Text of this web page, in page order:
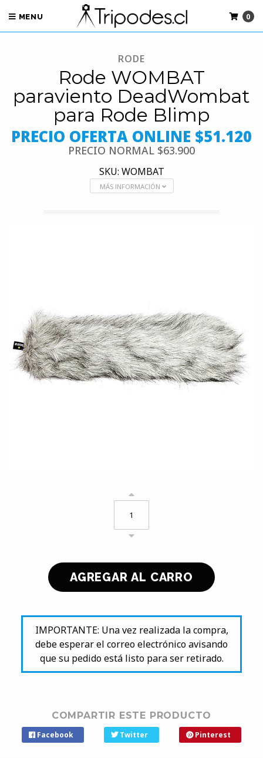
MENU 0
RODE
Rode WOMBAT
paraviento DeadWombat
para Rode Blimp
PRECIO OFERTA ONLINE $51.120
PRECIO NORMAL $63.900
SKU: WOMBAT
MÁS INFORMACIÓN
IMPORTANTE: Una vez realizada la compra,
debe esperar el correo electrónico avisando
que su pedido está listo para ser retirado.
COMPARTIR ESTE PRODUCTO
Facebook Twitter Pinterest